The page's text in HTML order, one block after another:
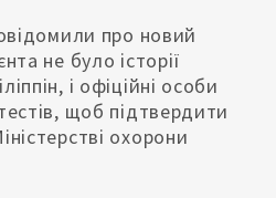
про новий
не було історії
і офіційні особи
щоб підтвердити
охорони